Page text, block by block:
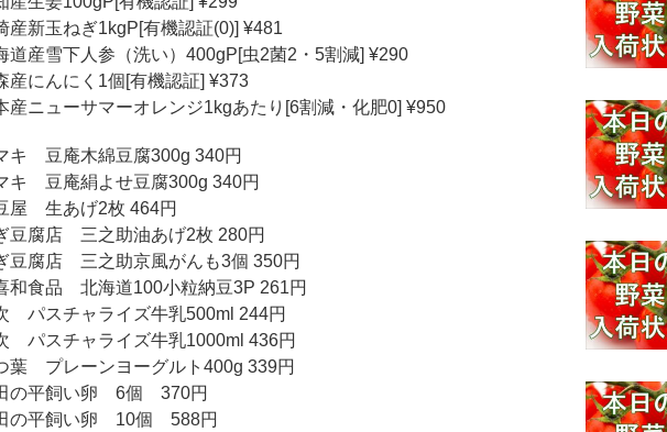
産新玉ねぎ1kgP[有機認証(0)] ¥481
道産雪下人参（洗い）400gP[虫2菌2・5割減] ¥290
産にんにく1個[有機認証] ¥373
産ニューサマーオレンジ1kgあたり[6割減・化肥0] ¥950
キ 豆庵木綿豆腐300g 340円
キ 豆庵絹よせ豆腐300g 340円
屋 生あげ2枚 464円
豆腐店 三之助油あげ2枚 280円
豆腐店 三之助京風がんも3個 350円
和食品 北海道100小粒納豆3P 261円
パスチャライズ牛乳500ml 244円
パスチャライズ牛乳1000ml 436円
葉 プレーンヨーグルト400g 339円
の平飼い卵 6個 370円
の平飼い卵 10個 588円